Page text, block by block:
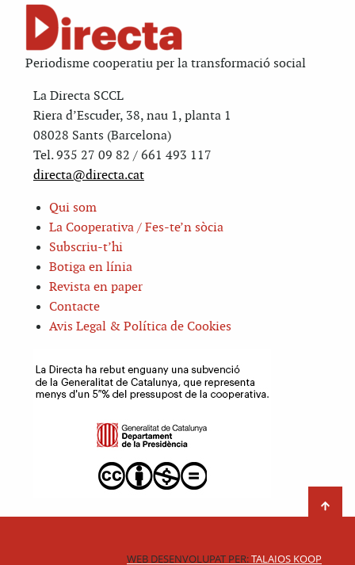
Periodisme cooperatiu per la transformació social
La Directa SCCL
Riera d’Escuder, 38, nau 1, planta 1
08028 Sants (Barcelona)
Tel. 935 27 09 82 / 661 493 117
directa@directa.cat
Qui som
La Cooperativa / Fes-te’n sòcia
Subscriu-t’hi
Botiga en línia
Revista en paper
Contacte
Avis Legal & Política de Cookies
WEB DESENVOLUPAT PER:TALAIOS KOOP